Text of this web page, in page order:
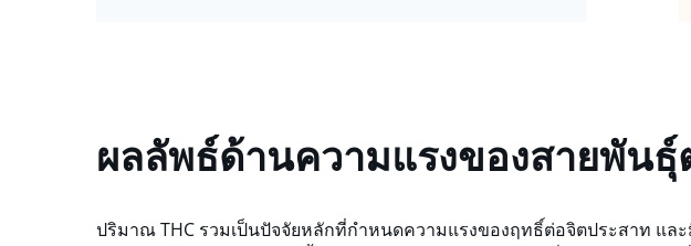
ผลลัพธ์ด้านความแรงของสายพันธุ์
ปริมาณ THC รวมเป็นปัจจัยหลักที่กำหนดความแรงของฤทธิ์ต่อจิตประสาท แล